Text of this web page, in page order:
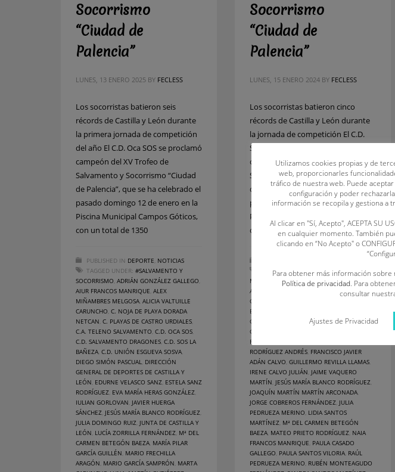
Socorrismo
“Ciudad de
Palencia”
LUNES, 13 ENERO 2025 BY FECLESS
Los socorristas batieron seis
récords de Castilla y León durante
la primera jornada de competición
del año El C.D. Oca SOS se proclamó
campeón del XV Trofeo de
Salvamento y Socorrismo “Ciudad
de Palencia”, que se ha celebrado el
pasado domingo 12 de enero en la
Piscina Municipal Campos Góticos,
con un total de 1350
PUBLISHED IN DEPORTE, NOTICIAS
TAGGED UNDER: #SALVAMENTO Y
SOCORRISMO, ADRIÁN GONZÁLEZ GALLEGO,
AIUR FRANCOS MANRIQUE, ALEX
MIÑAMBRES MELGOSA, ALICIA VALTUILLE
CARUNCHO, C. NOJA DE PLAYA DORADA
NETCAN, C. PLAYAS DE CASTRO URDIALES,
C.A. TELENO SALVAMENTO, C.D. OCA SOS,
C.D. SALVAMENTO DRAGONES, C.D. SOS LA
BAÑEZA, C.D. UNIÓN ESGUEVA SOSVA,
DIEGO SIMÓN PASCUAL, DIRECCIÓN
GENERAL DE DEPORTES DE CASTILLA Y
LEÓN, EDURNE VELASCO SANZ, ESTELA SANZ
RODRÍGUEZ, EVA MARÍA HERAS GONZÁLEZ,
IULIAN GORLOVAN, JAVIER HUERGA
SÁNCHEZ, JESÚS MARÍA BLANCO RODRÍGUEZ,
JULIA DOMINGO RUIZ, JUNTA DE CASTILLA Y
LEÓN, LUCÍA ZORRILLA FERNÁNDEZ, Mª DEL
CARMEN BETEGÓN BAEZA, MARÍA PILAR
GARCÍA GUILLÉN, MARIO FRECHILLA
ARAGÓN, MARIO GARCÍA SAMPRÓN, MARTA
Socorrismo
“Ciudad de
Palencia”
LUNES, 15 ENERO 2024 BY FECLESS
Los socorristas batieron cinco
récords de Castilla y León durante
la jornada de competición El C.D.
SOS La Bañeza se proclamó
campeón del XIV Trofeo de
Salvamento y Socorrismo “Ciudad
de Palencia”, que se ha celebrado el
pasado domingo 14 de enero en la
Piscina Municipal Campos Góticos,
con un total de 674 puntos. El
TAGGED UNDER: AIUR FRANCOS
MANRIQUE
,ÁLEX MIÑAMBRES MELGOSA,
ALMA MIÑAMBRES MELGOSA
ÁNGEL
CABRERA MURILLO
BORJA GARCÍA SÁNCHEZ
GALÁN
CÉSAR TIJERO VALLEJO ,DAVID
GARCÍA FIDALGO
RODRÍGUEZ
RODRÍGUEZ ANDRÉS, FRANCISCO JAVIER
ADÁN CALVO, GUILLERMO REVILLA LLAMAS,
IRENE CALVO JULIÁN, JAIME VAQUERO
MARTÍN, JESÚS MARÍA BLANCO RODRÍGUEZ,
JOAQUÍN MARTÍN MARTÍN ARCONADA,
JORGE COBREROS FERNÁNDEZ, JULIA
PEDRUEZA MERINO, LIDIA SANTOS
MARTÍNEZ, Mª DEL CARMEN BETEGÓN
BAEZA, MATEO PRIETO RODRÍGUEZ, NAIA
FRANCOS MANRIQUE, PAULA CASADO
GALLEGO, PAULA SANTOS VILORIA, RAÚL
PEDRUEZA MERINO, RUBÉN MONTEAGUDO
Utilizamos cookies propias y de
web, proporcionarles
tráfico de nuestra web. Puede
configuración y poder
información se recopila y gestiona a
Al clicar en "Sí, Acepto", ACEPTA SU
en cualquier momento. También
clicando en “No Acepto" o
Para obtener más información
Política de privacidad. Para
consultar
Ajustes de Privacidad